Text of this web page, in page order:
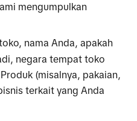
mengumpulkan
nama Anda, apakah
negara tempat toko
(misalnya, pakaian,
terkait yang Anda